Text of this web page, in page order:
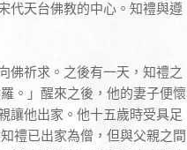
代天台佛教的中心。知禮與遵
佛祈求。之後有一天，知禮之
。」醒來之後，他的妻子便懷
讓他出家。他十五歲時受具足
禮已出家為僧，但與父親之間